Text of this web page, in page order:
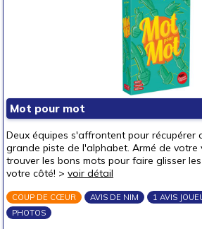
Mot pour mot
Deux équipes s'affrontent pour récupérer
grande piste de l'alphabet. Armé de votre
trouver les bons mots pour faire glisser
votre côté! > voir détail
COUP DE CŒUR AVIS DE NIM
1 AVIS
PHOTOS